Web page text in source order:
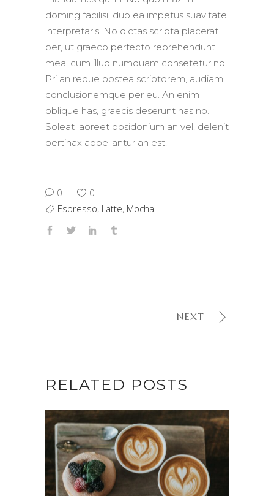
doming facilisi, duo ea impetus suavitate
interpretaris. No dictas scripta placerat
per, ut graeco perfecto reprehendunt
mea, cum illud numquam consetetur no.
Pri an reque postea scriptorem, audiam
conclusionemque per eu. An enim
oblique has, graecis deserunt has no.
Soleat laoreet posidonium an vel, delenit
pertinax appellantur an est.
0
0
Espresso, Latte, Mocha
NEXT
RELATED POSTS